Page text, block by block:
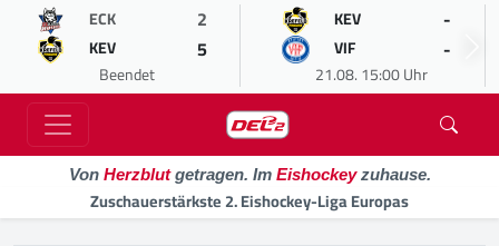
ECK 2
KEV 5
Beendet
KEV -
VIF -
21.08. 15:00 Uhr
Von Herzblutgetragen. Im Eishockeyzuhause.
Zuschauerstärkste 2. Eishockey-Liga Europas